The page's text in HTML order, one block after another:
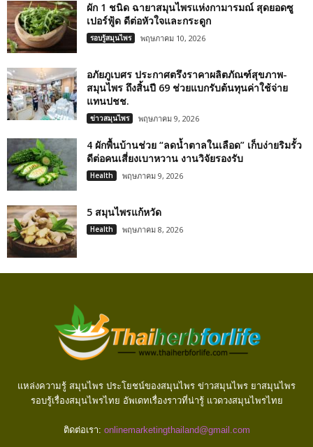
ผัก 1 ชนิด ฉายาสมุนไพรแห่งกามารมณ์ สุดยอดซู
เปอร์ฟู้ด ดีต่อหัวใจและกระดูก
รอบรู้สมุนไพร พฤษภาคม 10, 2026
อภัยภูเบศร ประกาศตรึงราคาผลิตภัณฑ์สุขภาพ-
สมุนไพร ถึงสิ้นปี 69 ช่วยแบกรับต้นทุนค่าใช้จ่าย
แทนปชช.
ข่าวสมุนไพร พฤษภาคม 9, 2026
4 ผักพื้นบ้านช่วย “ลดน้ำตาลในเลือด” เก็บง่ายริมรั้ว
ดีต่อคนเสี่ยงเบาหวาน งานวิจัยรองรับ
Health พฤษภาคม 9, 2026
5 สมุนไพรแก้หวัด
Health พฤษภาคม 8, 2026
แหล่งความรู้ สมุนไพร ประโยชน์ของสมุนไพร ข่าวสมุนไพร ยาสมุนไพร
รอบรู้เรื่องสมุนไพรไทย อัพเดทเรื่องราวที่น่ารู้ แวดวงสมุนไพรไทย
ติดต่อเรา: onlinemarketingthailand@gmail.com